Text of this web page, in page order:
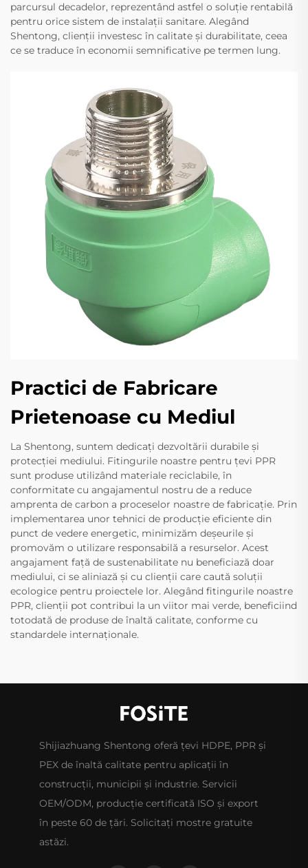
parcursul decadelor, reprezentând astfel o soluție rentabilă
pentru orice sistem de instalații sanitare. Alegând
Shentong, clienții investesc în calitate și durabilitate, ceea
ce se traduce în economii semnificative pe termen lung.
Practici de Fabricare
Prietenoase cu Mediul
La Shentong, suntem dedicați dezvoltării durabile și
protecției mediului. Fitingurile noastre pentru țevi PPR
sunt produse utilizând materiale reciclabile, în
conformitate cu angajamentul nostru de a reduce
amprenta de carbon a proceselor noastre de fabricație. Prin
implementarea unor tehnici de producție eficiente din
punct de vedere energetic, minimizăm deșeurile și
promovăm o utilizare responsabilă a resurselor. Acest
angajament față de sustenabilitate nu beneficiază doar
mediului, ci se aliniază și cu clienții care caută soluții
ecologice pentru proiectele lor. Alegând fitingurile noastre
PPR, clienții pot contribui la un viitor mai verde, beneficiind
totodată de produse de înaltă calitate, conforme cu
standardele internaționale.
Shijiazhuang Shentong oferă țevi HDPE, PPR și
PEX de înaltă calitate pentru aplicații în
construcții, municipii și industrie. Servicii
OEM/ODM, producție certificată ISO și export
în peste 60 de țări. Solicitați mostre gratuite
astăzi.